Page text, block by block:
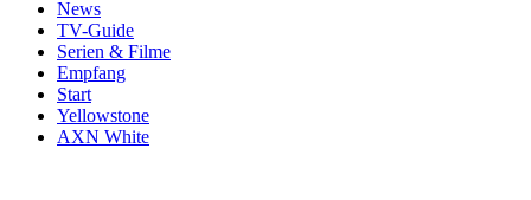
News
TV-Guide
Serien & Filme
Empfang
Start
Yellowstone
AXN White